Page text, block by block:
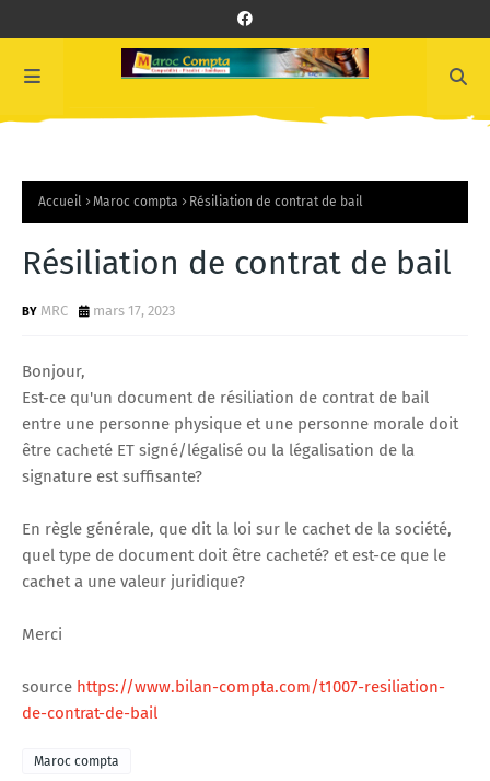
Accueil Maroc compta Résiliation de contrat de bail
Résiliation de contrat de bail
MRC mars 17, 2023
Bonjour,
Est-ce qu'un document de résiliation de contrat de bail
entre une personne physique et une personne morale doit
être cacheté ET signé/légalisé ou la légalisation de la
signature est suffisante?
En règle générale, que dit la loi sur le cachet de la société,
quel type de document doit être cacheté? et est-ce que le
cachet a une valeur juridique?
Merci
source https://www.bilan-compta.com/t1007-resiliation-
de-contrat-de-bail
Maroc compta